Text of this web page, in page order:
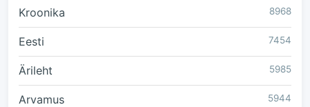
Kroonika 8968
Eesti 7454
Ärileht 5985
Arvamus 5944